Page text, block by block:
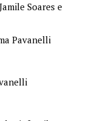
Soares e
Pavanelli